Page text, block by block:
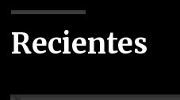
Recientes